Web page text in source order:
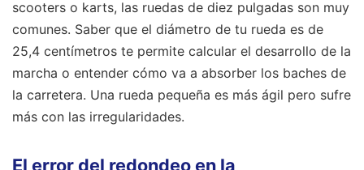
scooters o karts, las ruedas de diez pulgadas son muy
comunes. Saber que el diámetro de tu rueda es de
25,4 centímetros te permite calcular el desarrollo de la
marcha o entender cómo va a absorber los baches de
la carretera. Una rueda pequeña es más ágil pero sufre
más con las irregularidades.
El error del redondeo en la